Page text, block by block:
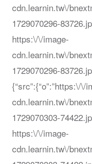
cdn.learnin.tw\/
1729070296-
https:\/\/image-
cdn.learnin.tw\/
1729070296-
{“src”:{“o”:”https:\/\/
cdn.learnin.tw\/
1729070303-
https:\/\/image-
cdn.learnin.tw\/